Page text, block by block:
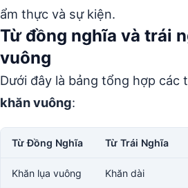
ẩm thực và sự kiện.
Từ đồng nghĩa và trái
vuông
Dưới đây là bảng tổng hợp các
khăn vuông:
Từ Đồng Nghĩa Từ Trái Nghĩa
Khăn lụa vuông Khăn dài